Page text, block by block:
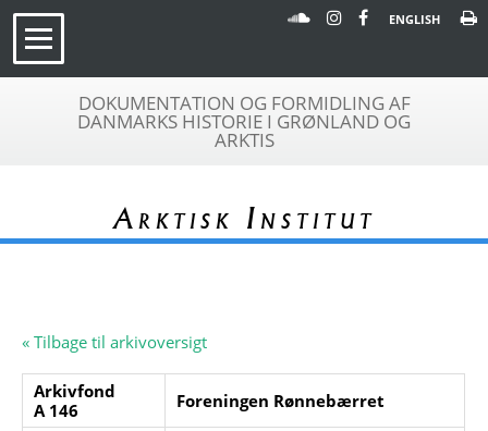
ENGLISH
DOKUMENTATION OG FORMIDLING AF
DANMARKS HISTORIE I GRØNLAND OG
ARKTIS
Arktisk Institut
« Tilbage til arkivoversigt
Arkivfond
A 146
Foreningen Rønnebærret